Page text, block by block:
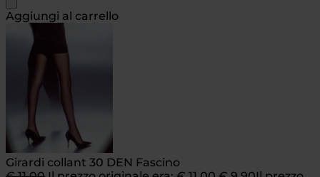
Aggiungi al carrello
Girardi collant 30 DEN Fascino